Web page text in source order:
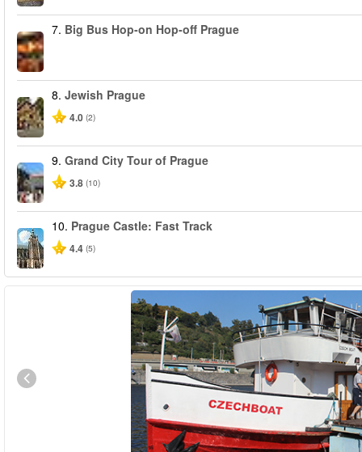
7. Big Bus Hop-on Hop-off Prague
8. Jewish Prague
4.0 (2)
9. Grand City Tour of Prague
3.8 (10)
10. Prague Castle: Fast Track
4.4 (5)